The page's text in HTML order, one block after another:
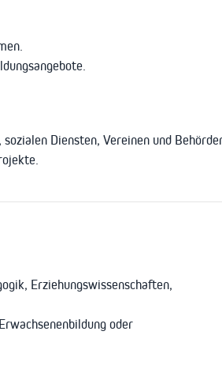
Diensten, Vereinen und
Erziehungswissenschaften,
oder